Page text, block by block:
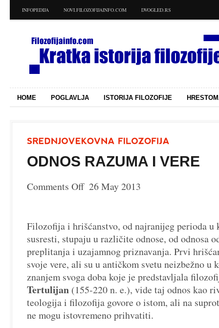
INFOPEDIJA NOVI.FILOZOFIJAINFO.COM DVOGLED.RS
HOME POGLAVLJA ISTORIJA FILOZOFIJE
ODNOS RAZUMA I VERE
Comments Offon
vere
26 May 2013
Filozofija i hrišćanstvo, od najranijeg perioda u
susresti, stupaju u različite odnose, od odnosa
preplitanja i uzajamnog priznavanja. Prvi
svoje vere, ali su u antičkom svetu neizbežno u
znanjem svoga doba koje je predstavljala
Tertulijan (155-220 n. e.), vide taj odnos kao
teologija i filozofija govore o istom, ali na
ne mogu istovremeno prihvatiti.